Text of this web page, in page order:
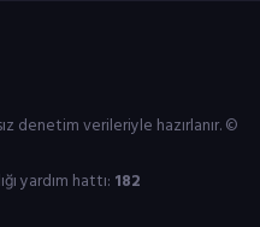
denetim verileriyle hazırlanır. ©
yardım hattı: 182